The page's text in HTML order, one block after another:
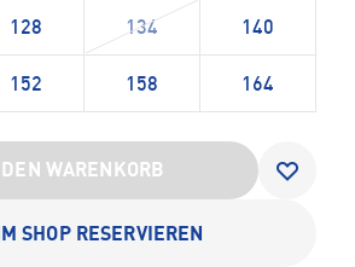
128 134 140
152 158 164
DEN WARENKORB
IM SHOP RESERVIEREN